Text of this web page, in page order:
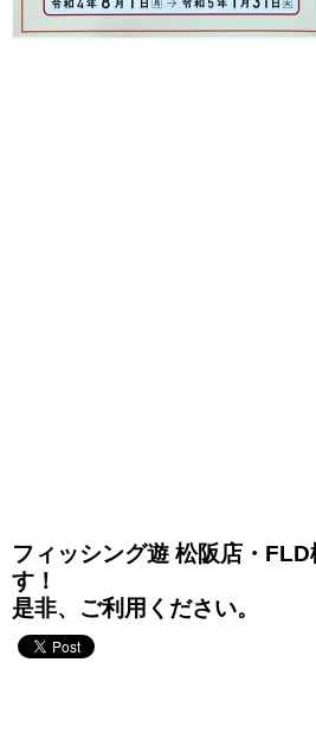
フィッシング遊 松阪店・FLD
す！
是非、ご利用ください。